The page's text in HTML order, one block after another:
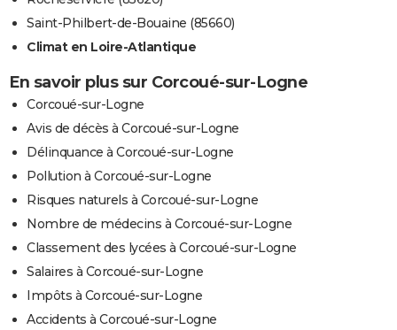
Saint-Philbert-de-Bouaine (85660)
Climat en Loire-Atlantique
En savoir plus sur Corcoué-sur-Logne
Corcoué-sur-Logne
Avis de décès à Corcoué-sur-Logne
Délinquance à Corcoué-sur-Logne
Pollution à Corcoué-sur-Logne
Risques naturels à Corcoué-sur-Logne
Nombre de médecins à Corcoué-sur-Logne
Classement des lycées à Corcoué-sur-Logne
Salaires à Corcoué-sur-Logne
Impôts à Corcoué-sur-Logne
Accidents à Corcoué-sur-Logne